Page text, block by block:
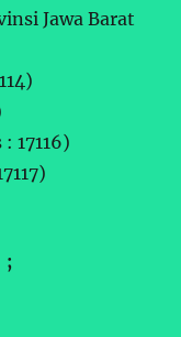
Jawa Barat
17116)
;